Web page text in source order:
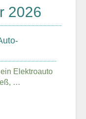
2026
Elektroauto
…